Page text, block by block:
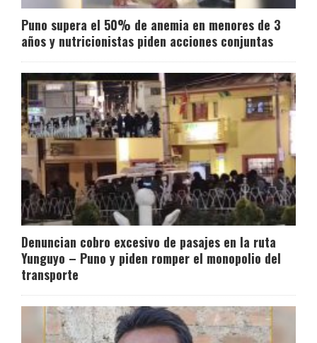
Puno supera el 50% de anemia en menores de 3
años y nutricionistas piden acciones conjuntas
Denuncian cobro excesivo de pasajes en la ruta
Yunguyo – Puno y piden romper el monopolio del
transporte